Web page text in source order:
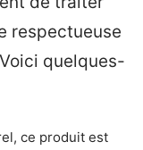
respectueuse
quelques-
ce produit est